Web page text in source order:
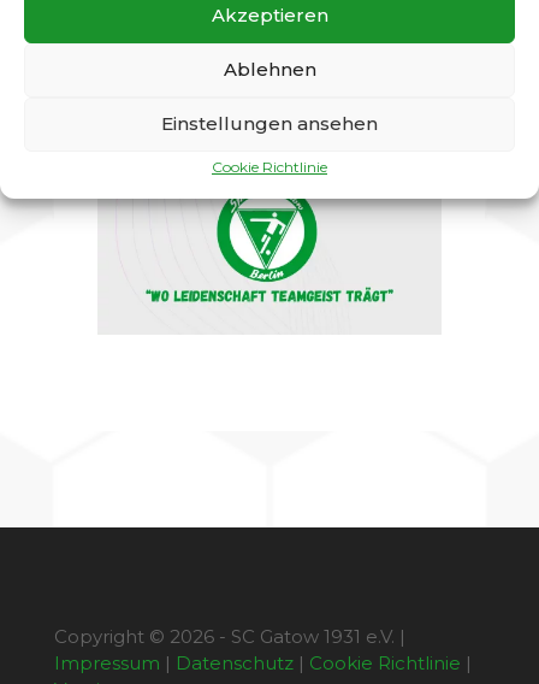
Akzeptieren
Ablehnen
Einstellungen ansehen
Cookie Richtlinie
Copyright © 2026 - SC Gatow 1931 e.V. |
Impressum | Datenschutz| Cookie Richtlinie |